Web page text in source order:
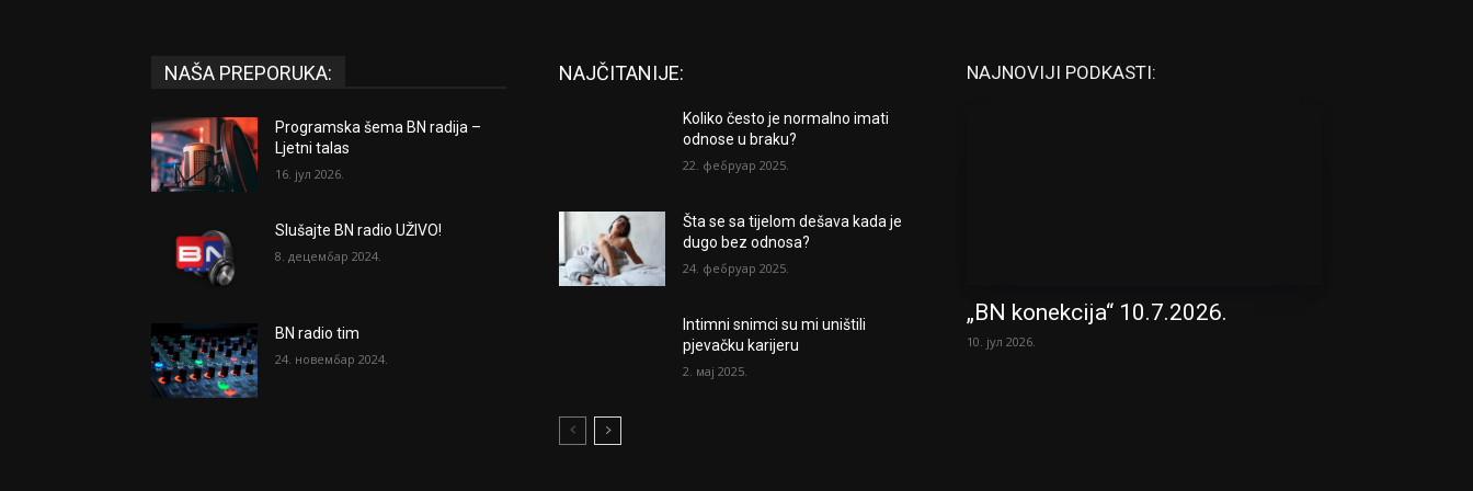
NAŠA PREPORUKA:
Programska šema BN radija –
Ljetni talas
16. јул 2026.
Slušajte BN radio UŽIVO!
8. децембар 2024.
BN radio tim
24. новембар 2024.
NAJČITANIJE:
Koliko često je normalno imati
odnose u braku?
22. фебруар 2025.
Šta se sa tijelom dešava kada je
dugo bez odnosa?
24. фебруар 2025.
Intimni snimci su mi uništili
pjevačku karijeru
2. мај 2025.
NAJNOVIJI PODKASTI:
„BN konekcija“ 10.7.2026.
10. јул 2026.